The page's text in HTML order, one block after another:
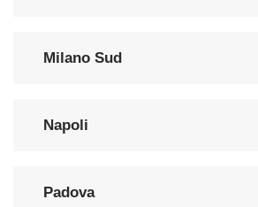
Milano Sud
Napoli
Padova